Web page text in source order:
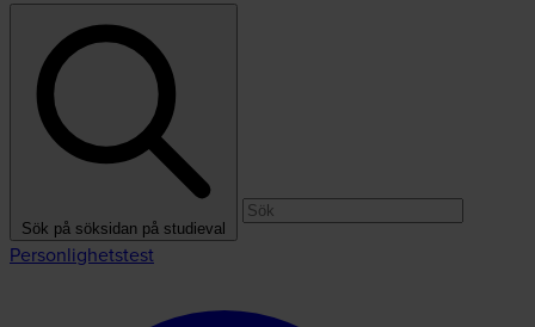
Sök på söksidan på studieval
Personlighetstest